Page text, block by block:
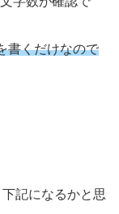
書くだけなので
記になるかと思